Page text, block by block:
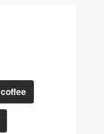
coffee